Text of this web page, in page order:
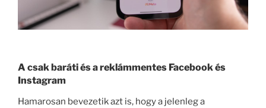
A csak baráti és a reklámmentes Facebook és
Instagram
Hamarosan bevezetik azt is, hogy a jelenleg a